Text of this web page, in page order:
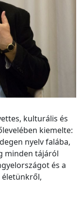
kulturális és
kiemelte:
nyelv falába,
minden tájáról
és a